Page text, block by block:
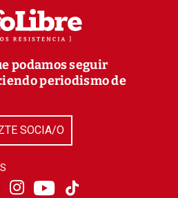
podamos seguir
periodismo de
SOCIA/O